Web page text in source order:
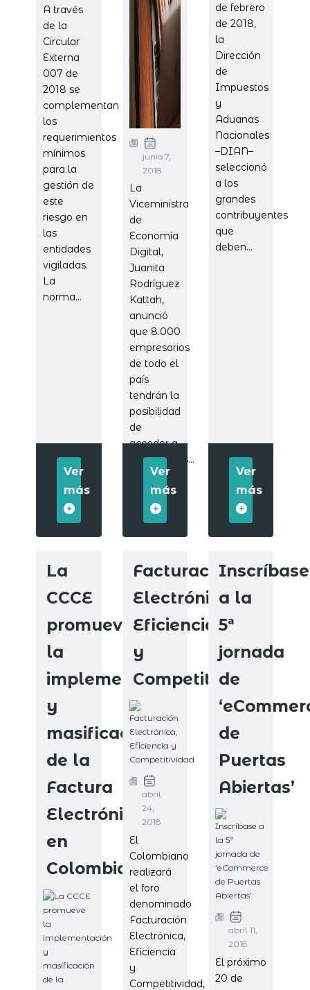
A través
de la
Circular
Externa
007 de
2018 se
complementan
los
requerimientos
mínimos
para la
gestión de
este
riesgo en
las
entidades
vigiladas.
La
norma...
Ver
más
junio 7,
2018
La
Viceministra
de
Economía
Digital,
Juanita
Rodríguez
Kattah,
anunció
que 8.000
empresarios
de todo el
país
tendrán la
posibilidad
de
acceder a
plataformas...
Ver
más
de febrero
de 2018,
la
Dirección
de
Impuestos
y
Aduanas
Nacionales
–DIAN–
seleccionó
a los
grandes
contribuyentes
que
deben...
Ver
más
La
CCCE
promueve
la
implementación
y
masificación
de la
Factura
Electrónica
en
Colombia
Facturación
Electrónica,
Eficiencia
y
Competitividad
abril
24,
2018
El
Colombiano
realizará
el foro
denominado
Facturación
Electrónica,
Eficiencia
y
Competitividad,
Inscríbase
a la
5ª
jornada
de
de
Puertas
Abiertas’
abril 11,
2018
El próximo
20 de